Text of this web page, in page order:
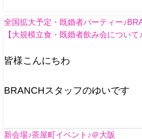
全国拡大予定・既婚者パーティー
【大規模立食・既婚者飲み会について♪
皆様こんにちわ
BRANCHスタッフのゆいです
新会場♪茶屋町イベント♪＠大阪